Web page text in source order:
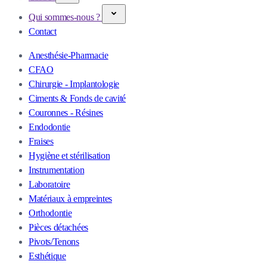
Qui sommes-nous ?
Contact
Anesthésie-Pharmacie
CFAO
Chirurgie - Implantologie
Ciments & Fonds de cavité
Couronnes - Résines
Endodontie
Fraises
Hygiène et stérilisation
Instrumentation
Laboratoire
Matériaux à empreintes
Orthodontie
Pièces détachées
Pivots/Tenons
Esthétique